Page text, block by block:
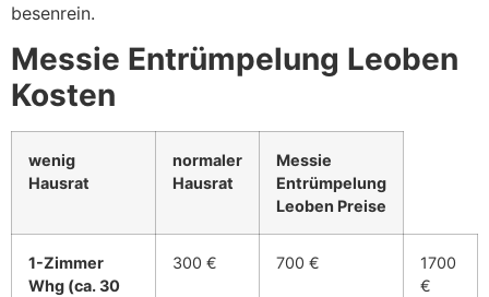
besenrein.
Messie Entrümpelung Leoben
Kosten
wenig
Hausrat
normaler
Hausrat
Messie
Entrümpelung
Leoben Preise
1-Zimmer
Whg (ca. 30
300 € 700 €
1700
€